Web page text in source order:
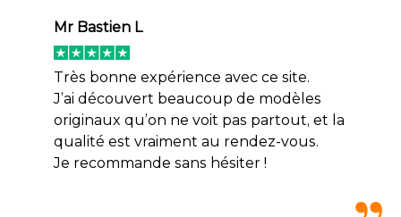
Mr Bastien L
Très bonne expérience avec ce site.
J’ai découvert beaucoup de modèles
originaux qu’on ne voit pas partout, et la
qualité est vraiment au rendez-vous.
Je recommande sans hésiter !